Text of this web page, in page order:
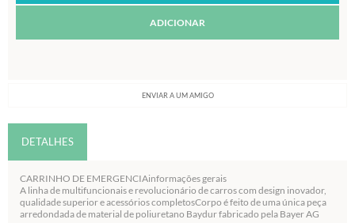
ADICIONAR
ENVIAR A UM AMIGO
DETALHES
CARRINHO DE EMERGENCIAinformações gerais
A linha de multifuncionais e revolucionário de carros com design inovador,
qualidade superior e acessórios completosCorpo é feito de uma única peça
arredondada de material de poliuretano Baydur fabricado pela Bayer AG